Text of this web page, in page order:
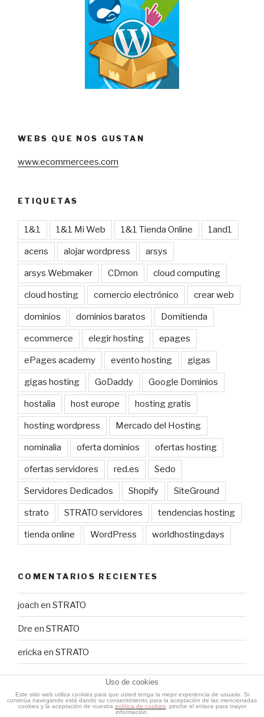
WEBS QUE NOS GUSTAN
www.ecommercees.com
ETIQUETAS
1&1 1&1 Mi Web 1&1 Tienda Online 1and1
acens alojar wordpress arsys
arsys Webmaker CDmon cloud computing
cloud hosting comercio electrónico crear web
dominios dominios baratos Domitienda
ecommerce elegir hosting epages
ePages academy evento hosting gigas
gigas hosting GoDaddy Google Dominios
hostalia host europe hosting gratis
hosting wordpress Mercado del Hosting
nominalia oferta dominios ofertas hosting
ofertas servidores red.es Sedo
Servidores Dedicados Shopify SiteGround
strato STRATO servidores tendencias hosting
tienda online WordPress worldhostingdays
COMENTARIOS RECIENTES
joach en STRATO
Dre en STRATO
ericka en STRATO
Uso de cookies
Este sitio web utiliza cookies para que usted tenga la mejor experiencia de usuario. Si
continúa navegando está dando su consentimiento para la aceptación de las mencionadas
cookies y la aceptación de nuestra política de cookies, pinche el enlace para mayor
información.